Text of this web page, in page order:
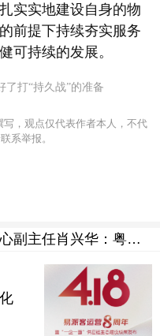
实实地建设自身的物
前提下持续夯实服务
可持续的发展。
了打“持久战”的准备
，观点仅代表作者本人，不代
系举报。
专访深圳市工赋数字化促进中心副主任肖兴华：粤港澳大湾区工业互联网公共技术服务平台的创新与发展